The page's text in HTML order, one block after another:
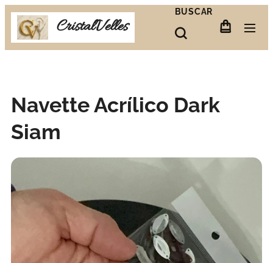
CristalVelles
BUSCAR
Navette Acrílico Dark
Siam